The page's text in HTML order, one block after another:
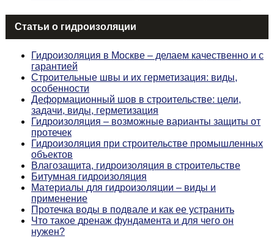
Статьи о гидроизоляции
Гидроизоляция в Москве – делаем качественно и с
гарантией
Строительные швы и их герметизация: виды,
особенности
Деформационный шов в строительстве: цели,
задачи, виды, герметизация
Гидроизоляция – возможные варианты защиты от
протечек
Гидроизоляция при строительстве промышленных
объектов
Влагозащита, гидроизоляция в строительстве
Битумная гидроизоляция
Материалы для гидроизоляции – виды и
применение
Протечка воды в подвале и как ее устранить
Что такое дренаж фундамента и для чего он
нужен?